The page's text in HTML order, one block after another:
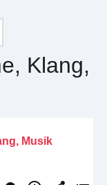
Klang,
Musik